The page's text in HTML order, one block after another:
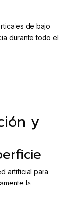
de bajo
durante todo el
y
artificial para
la